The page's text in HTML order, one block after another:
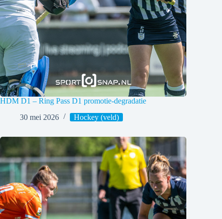
HDM D1 – Ring Pass D1 promotie-degradatie
30 mei 2026
Hockey (veld)